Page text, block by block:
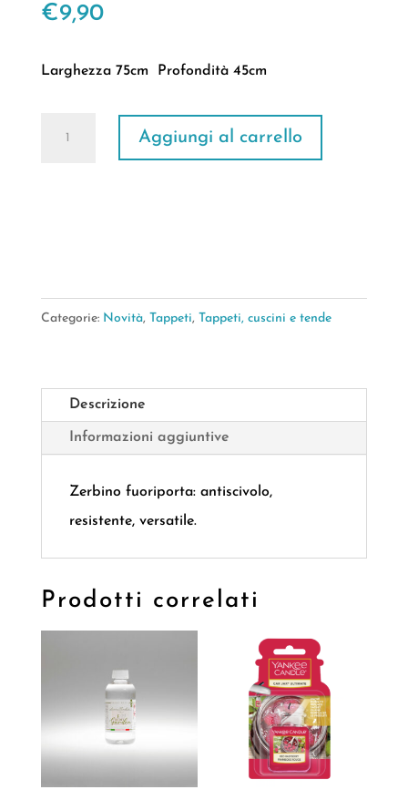
€9,90
Larghezza 75cm Profondità 45cm
Aggiungi al carrello
Categorie: Novità, Tappeti, Tappeti, cuscini e tende
Descrizione
Informazioni aggiuntive
Zerbino fuoriporta: antiscivolo,
resistente, versatile.
Prodotti correlati